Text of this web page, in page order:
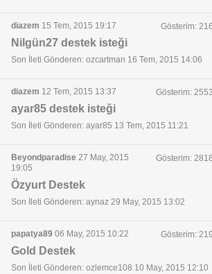
diazem 15 Tem, 2015 19:17 Gösterim:
Nilgün27 destek isteği
Son İleti Gönderen: ozcartman 16 Tem, 2015 14:06
diazem 12 Tem, 2015 13:37 Gösterim:
ayar85 destek isteği
Son İleti Gönderen: ayar85 13 Tem, 2015 11:21
Beyondparadise 27 May, 2015
19:05
Gösterim:
Özyurt Destek
Son İleti Gönderen: aynaz 29 May, 2015 13:02
papatya89 06 May, 2015 10:22 Gösterim:
Gold Destek
Son İleti Gönderen: ozlemce108 10 May, 2015 12:10